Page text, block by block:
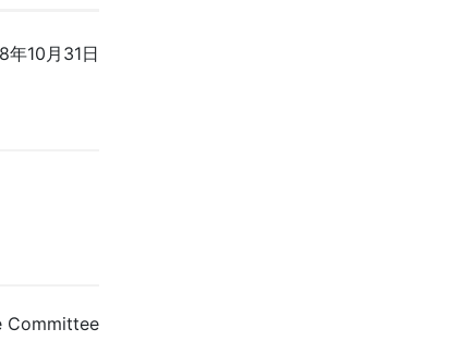
年10月31日
Committee